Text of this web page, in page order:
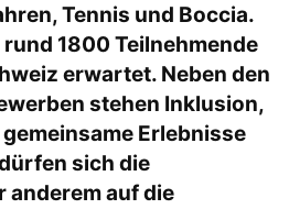
Tennis und Boccia.
1800 Teilnehmende
erwartet. Neben den
stehen Inklusion,
Erlebnisse
sich die
anderem auf die